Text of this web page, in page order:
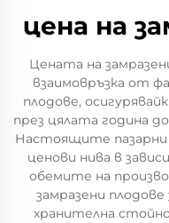
цена на
Цената на
взаимовръзка от
плодове,
през цялата година
Настоящите пазарни
ценови нива в
обемите на
замразени
хранителна